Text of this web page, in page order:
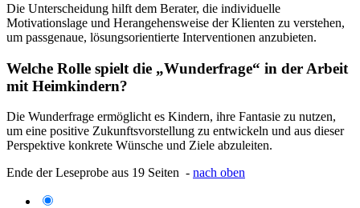
Die Unterscheidung hilft dem Berater, die individuelle
Motivationslage und Herangehensweise der Klienten zu verstehen,
um passgenaue, lösungsorientierte Interventionen anzubieten.
Welche Rolle spielt die „Wunderfrage“ in der Arbeit
mit Heimkindern?
Die Wunderfrage ermöglicht es Kindern, ihre Fantasie zu nutzen,
um eine positive Zukunftsvorstellung zu entwickeln und aus dieser
Perspektive konkrete Wünsche und Ziele abzuleiten.
Ende der Leseprobe aus 19 Seiten - nach oben